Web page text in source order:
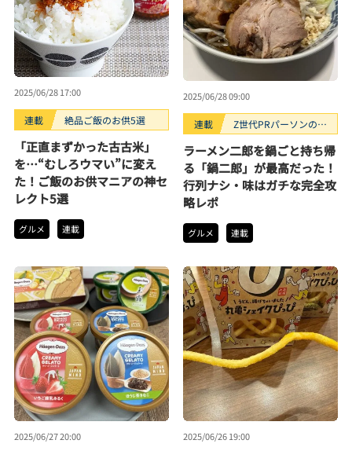
2025/06/28 17:00
連載 絶品ご飯のお供5選
「正直まずかった古古米」
を…“むしろウマい”に変え
た！ご飯のお供マニアの神セ
レクト5選
グルメ 連載
2025/06/28 09:00
連載
Z世代PRパーソンのキ
ラーメン二郎を鍋ごと持ち帰
る「鍋二郎」が最高だった！
行列ナシ・味はガチな完全攻
略レポ
グルメ 連載
2025/06/27 20:00 2025/06/26 19:00